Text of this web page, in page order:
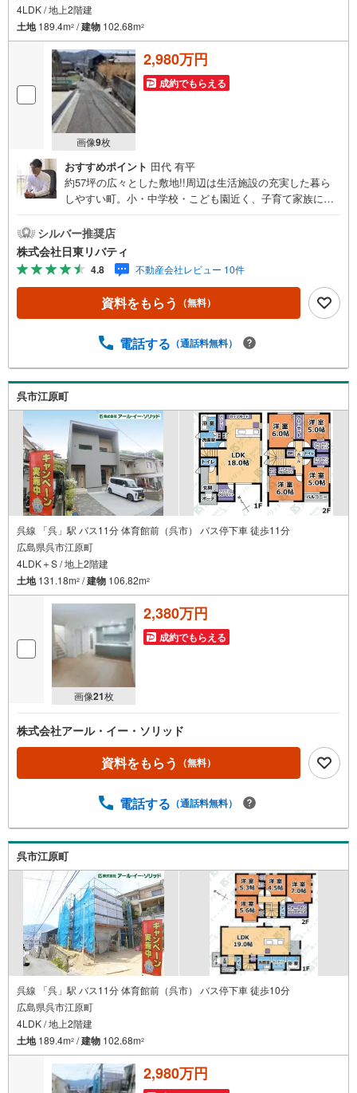
4LDK / 地上2階建
土地189.4m2 /建物 102.68m2
画像9枚
2,980万円
成約でもらえる
おすすめポイント 田代 有平
約57坪の広々とした敷地!!周辺は生活施設の充実した暮ら
しやすい町。小・中学校・こども園近く、子育て家族にも
近くの日東リバティへ!!チラシやネット広告に載っていない
物件もご紹介できます。広島市内はもちろん廿日市から
呉・東広島まで6000物件の豊富な情報量!!「実際に自分自
身が住む家を見て納得して買いたい」広告では分かり難い
物件の長所や短所を現地でご確認できます。お気軽にお問
い合わせ下さい。TV電話やLINE等でオンライン案内も可能
いを大切に」をモットーに、創業以来多くのお客様に信頼
することができました。「人と人、心と心」これからもこ
の精神を大切に、お客様へのサポートをさせて頂きます。
株式会社日東リバティ〒732-0818広島市南区段原日出2丁目
2-22-2F
シルバー推奨店
株式会社日東リバティ
4.8 不動産会社レビュー 10件
資料をもらう （無料）
電話する （通話料無料）
呉市江原町
呉線 「呉」駅 バス11分 体育館前（呉市） バス停下車 徒歩11分
広島県呉市江原町
4LDK＋S / 地上2階建
土地131.18m2 /建物 106.82m2
画像21枚
2,380万円
成約でもらえる
株式会社アール・イー・ソリッド
資料をもらう （無料）
電話する （通話料無料）
呉市江原町
呉線 「呉」駅 バス11分 体育館前（呉市） バス停下車 徒歩10分
広島県呉市江原町
4LDK / 地上2階建
土地189.4m2 /建物 102.68m2
2,980万円